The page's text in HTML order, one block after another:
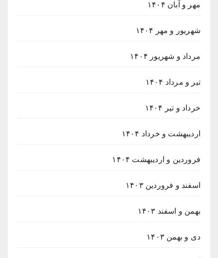
مهر و آبان ۱۴۰۴
شهریور و مهر ۱۴۰۴
مرداد و شهریور ۱۴۰۴
تیر و مرداد ۱۴۰۴
خرداد و تیر ۱۴۰۴
اردیبهشت و خرداد ۱۴۰۴
فروردین و اردیبهشت ۱۴۰۴
اسفند و فروردین ۱۴۰۳
بهمن و اسفند ۱۴۰۳
دی و بهمن ۱۴۰۳